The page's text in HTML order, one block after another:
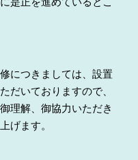
につきましては、設置
だいておりますので、
理解、御協力いただき
げます。